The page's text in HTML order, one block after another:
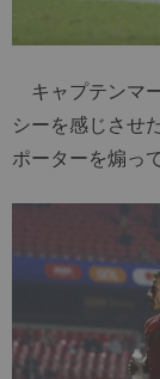
キャプテンマ
シーを感じさせ
ポーターを煽っ